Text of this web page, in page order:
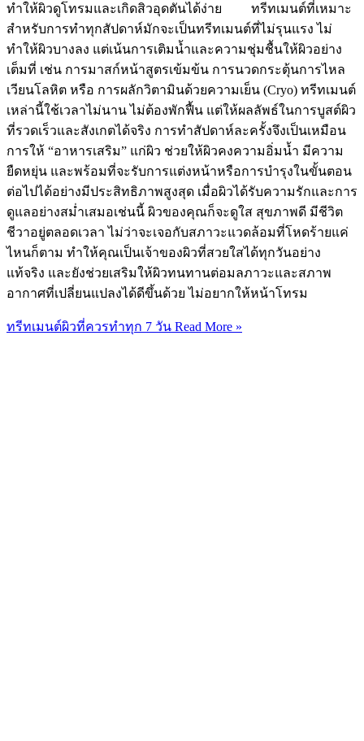
ทำให้ผิวดูโทรมและเกิดสิวอุดตันได้ง่าย ทรีทเมนต์ที่เหมาะ
สำหรับการทำทุกสัปดาห์มักจะเป็นทรีทเมนต์ที่ไม่รุนแรง ไม่
ทำให้ผิวบางลง แต่เน้นการเติมน้ำและความชุ่มชื้นให้ผิวอย่าง
เต็มที่ เช่น การมาสก์หน้าสูตรเข้มข้น การนวดกระตุ้นการไหล
เวียนโลหิต หรือ การผลักวิตามินด้วยความเย็น (Cryo) ทรีทเมนต์
เหล่านี้ใช้เวลาไม่นาน ไม่ต้องพักฟื้น แต่ให้ผลลัพธ์ในการบูสต์ผิว
ที่รวดเร็วและสังเกตได้จริง การทำสัปดาห์ละครั้งจึงเป็นเหมือน
การให้ “อาหารเสริม” แก่ผิว ช่วยให้ผิวคงความอิ่มน้ำ มีความ
ยืดหยุ่น และพร้อมที่จะรับการแต่งหน้าหรือการบำรุงในขั้นตอน
ต่อไปได้อย่างมีประสิทธิภาพสูงสุด เมื่อผิวได้รับความรักและการ
ดูแลอย่างสม่ำเสมอเช่นนี้ ผิวของคุณก็จะดูใส สุขภาพดี มีชีวิต
ชีวาอยู่ตลอดเวลา ไม่ว่าจะเจอกับสภาวะแวดล้อมที่โหดร้ายแค่
ไหนก็ตาม ทำให้คุณเป็นเจ้าของผิวที่สวยใสได้ทุกวันอย่าง
แท้จริง และยังช่วยเสริมให้ผิวทนทานต่อมลภาวะและสภาพ
อากาศที่เปลี่ยนแปลงได้ดีขึ้นด้วย ไม่อยากให้หน้าโทรม
ทรีทเมนต์ผิวที่ควรทำทุก 7 วัน Read More »